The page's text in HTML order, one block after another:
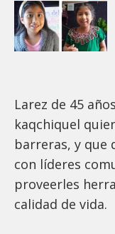
Larez de 45
kaqchiquel
barreras, y que
con líderes
proveerles
calidad de vida.